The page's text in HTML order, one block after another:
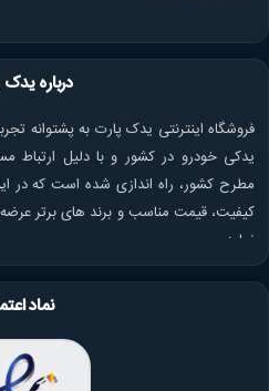
درباره
فروشگاه اینترنتی یدک پارت به پشتوانه
یدکی خودرو در کشور و با دلیل ارتباط
مطرح کشور، راه اندازی شده است که در
کیفیت، قیمت مناسب و برند های برتر
نماید.
نماد